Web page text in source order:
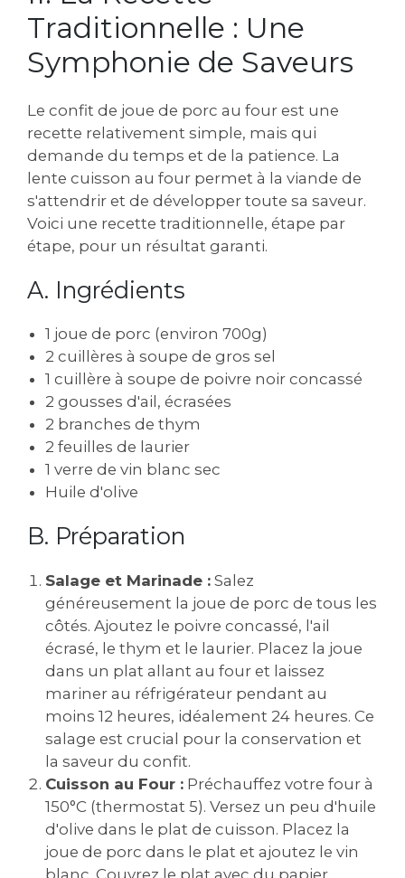
Traditionnelle : Une
Symphonie de Saveurs
Le confit de joue de porc au four est une
recette relativement simple, mais qui
demande du temps et de la patience. La
lente cuisson au four permet à la viande de
s'attendrir et de développer toute sa saveur.
Voici une recette traditionnelle, étape par
étape, pour un résultat garanti.
A. Ingrédients
1 joue de porc (environ 700g)
2 cuillères à soupe de gros sel
1 cuillère à soupe de poivre noir concassé
2 gousses d'ail, écrasées
2 branches de thym
2 feuilles de laurier
1 verre de vin blanc sec
Huile d'olive
B. Préparation
Salage et Marinade : Salez
généreusement la joue de porc de tous les
côtés. Ajoutez le poivre concassé, l'ail
écrasé, le thym et le laurier. Placez la joue
dans un plat allant au four et laissez
mariner au réfrigérateur pendant au
moins 12 heures, idéalement 24 heures. Ce
salage est crucial pour la conservation et
la saveur du confit.
Cuisson au Four : Préchauffez votre four à
150°C (thermostat 5). Versez un peu d'huile
d'olive dans le plat de cuisson. Placez la
joue de porc dans le plat et ajoutez le vin